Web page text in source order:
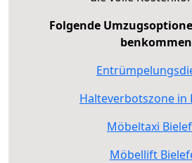
Folgende
Halteverbotszone in
Möbeltaxi
Möbellift